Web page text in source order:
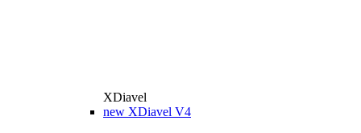
XDiavel
new XDiavel V4